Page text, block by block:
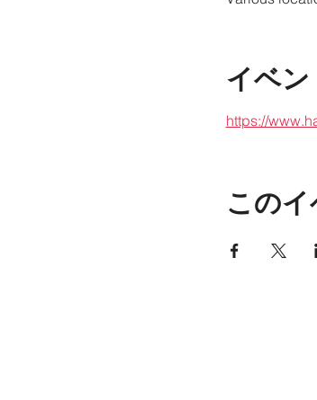
イベン
https://
この